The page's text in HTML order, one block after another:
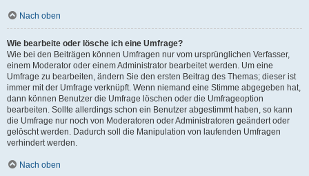
Nach oben
Wie bearbeite oder lösche ich eine Umfrage?
Wie bei den Beiträgen können Umfragen nur vom ursprünglichen Verfasser,
einem Moderator oder einem Administrator bearbeitet werden. Um eine
Umfrage zu bearbeiten, ändern Sie den ersten Beitrag des Themas; dieser ist
immer mit der Umfrage verknüpft. Wenn niemand eine Stimme abgegeben hat,
dann können Benutzer die Umfrage löschen oder die Umfrageoption
bearbeiten. Sollte allerdings schon ein Benutzer abgestimmt haben, so kann
die Umfrage nur noch von Moderatoren oder Administratoren geändert oder
gelöscht werden. Dadurch soll die Manipulation von laufenden Umfragen
verhindert werden.
Nach oben